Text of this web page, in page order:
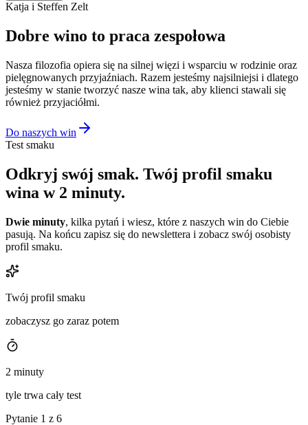
Katja i Steffen Zelt
Dobre wino to praca zespołowa
Nasza filozofia opiera się na silnej więzi i wsparciu w rodzinie oraz
pielęgnowanych przyjaźniach. Razem jesteśmy najsilniejsi i dlatego
jesteśmy w stanie tworzyć nasze wina tak, aby klienci stawali się
również przyjaciółmi.
Do naszych win
Test smaku
Odkryj swój smak. Twój profil smaku
wina w 2 minuty.
Dwie minuty, kilka pytań i wiesz, które z naszych win do Ciebie
pasują. Na końcu zapisz się do newslettera i zobacz swój osobisty
profil smaku.
Twój profil smaku
zobaczysz go zaraz potem
2 minuty
tyle trwa cały test
Pytanie 1 z 6